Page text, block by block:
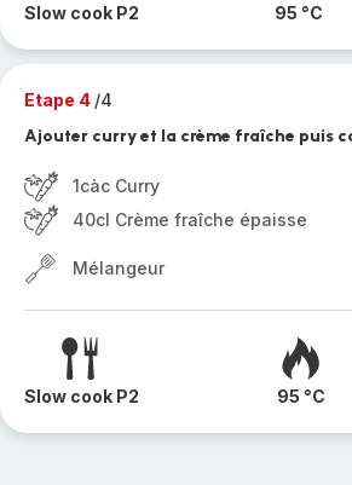
Slow cook P2 95 °C
Etape 4 /4
Ajouter curry et la crème fraîche puis
1càc Curry
40cl Crème fraîche épaisse
Mélangeur
Slow cook P2 95 °C